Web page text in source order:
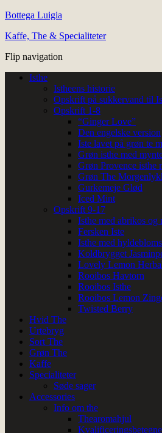
Bottega Luigia
Kaffe, The & Specialiteter
Flip navigation
Isthe
Istheens historie
Opskrift på sukkervand til
Opskrift 1-8
“Ginger Love”
Den engelske version
Iste lavet på grøn te
Grøn isthe med
Grøn Provence isthe
Grøn The
Gurkemeje Glød
Iced Mint
Opskrift 9-17
Isthe med abrikos og
Fersken Iste
Isthe med
Koldbrygget
Lovely Lemon
Rooibos Havtorn
Rooibos Isthe
Rooibos Lemon
Twisted Berry
Hvid The
Urtebryg
Sort The
Grøn The
Kaffe
Specialiteter
Søde sager
Accessories
Info om the
Thearomahjul